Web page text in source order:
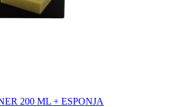
200 ML + ESPONJA